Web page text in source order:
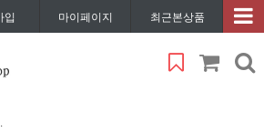
입 마이페이지 최근본상품